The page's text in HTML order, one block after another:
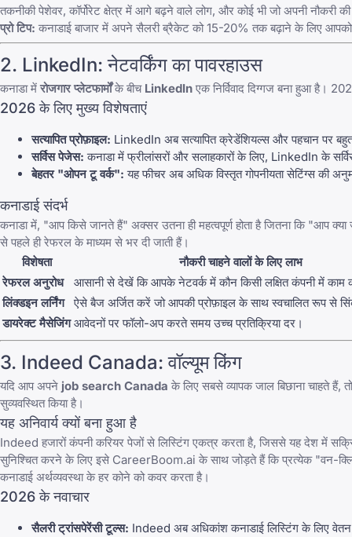
तकनीकी पेशेवर, कॉर्पोरेट क्षेत्र में आगे बढ़ने वाले लोग, और कोई भी जो अपनी नौकरी
प्रो टिप: कनाडाई बाजार में अपने सैलरी ब्रैकेट को 15-20% तक बढ़ाने के लिए
2. LinkedIn: नेटवर्किंग का पावरहाउस
कनाडा में रोजगार प्लेटफार्मोंके बीच LinkedIn एक निर्विवाद दिग्गज बना हुआ है।
2026 के लिए मुख्य विशेषताएं
सत्यापित प्रोफ़ाइल: LinkedIn अब सत्यापित क्रेडेंशियल्स और पहचान पर
सर्विस पेजेस: कनाडा में फ्रीलांसरों और सलाहकारों के लिए, LinkedIn के
बेहतर "ओपन टू वर्क": यह फीचर अब अधिक विस्तृत गोपनीयता सेटिंग्स की
कनाडाई संदर्भ
कनाडा में, "आप किसे जानते हैं" अक्सर उतना ही महत्वपूर्ण होता है जितना कि "आप
से पहले ही रेफरल के माध्यम से भर दी जाती हैं।
विशेषता
नौकरी चाहने वालों के लिए लाभ
रेफरल अनुरोध
आसानी से देखें कि आपके नेटवर्क में कौन किसी लक्षित कंपनी में काम
लिंक्डइन लर्निंग
ऐसे बैज अर्जित करें जो आपकी प्रोफ़ाइल के साथ स्वचालित रूप से
डायरेक्ट मैसेजिंग आवेदनों पर फॉलो-अप करते समय उच्च प्रतिक्रिया दर।
3. Indeed Canada: वॉल्यूम किंग
यदि आप अपने job search Canada के लिए सबसे व्यापक जाल बिछाना चाहते हैं,
सुव्यवस्थित किया है।
यह अनिवार्य क्यों बना हुआ है
Indeed हजारों कंपनी करियर पेजों से लिस्टिंग एकत्र करता है, जिससे यह देश में
सुनिश्चित करने के लिए इसे CareerBoom.ai के साथ जोड़ते हैं कि प्रत्येक "वन-
कनाडाई अर्थव्यवस्था के हर कोने को कवर करता है।
2026 के नवाचार
सैलरी ट्रांसपेरेंसी टूल्स: Indeed अब अधिकांश कनाडाई लिस्टिंग के लिए